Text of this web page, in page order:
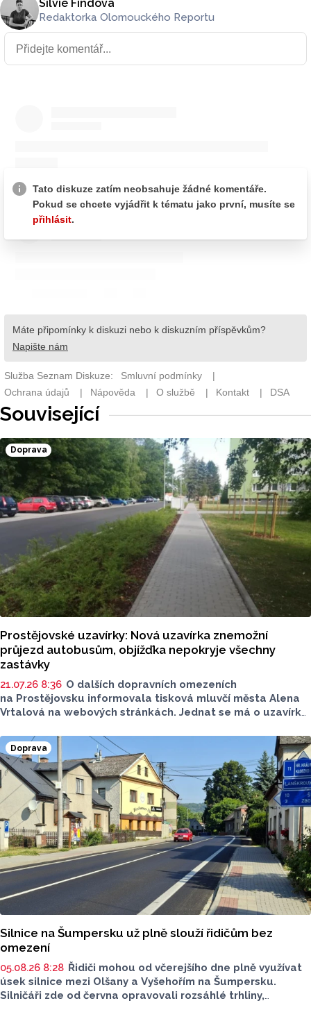
Silvie Findová
Redaktorka Olomouckého Reportu
Související
Doprava
Prostějovské uzavírky: Nová uzavírka znemožní
průjezd autobusům, objížďka nepokryje všechny
zastávky
21.07.26 8:36 O dalších dopravních omezeních
na Prostějovsku informovala tisková mluvčí města Alena
Vrtalová na webových stránkách. Jednat se má o uzavírku
ve Služíně i ulice Krokova, Česká a Ruská. Nově začíná
také uzavírka silnice II/367. Máme pro vás přehled
dopravních informací.
Doprava
Silnice na Šumpersku už plně slouží řidičům bez
omezení
05.08.26 8:28 Řidiči mohou od včerejšího dne plně využívat
úsek silnice mezi Olšany a Vyšehořím na Šumpersku.
Silničáři zde od června opravovali rozsáhlé trhliny,